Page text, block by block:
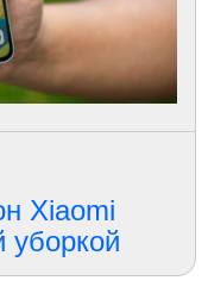
Xiaomi
уборкой